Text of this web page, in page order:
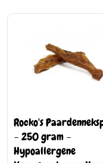
Rocko's
– 250 gram –
Hypoallergene